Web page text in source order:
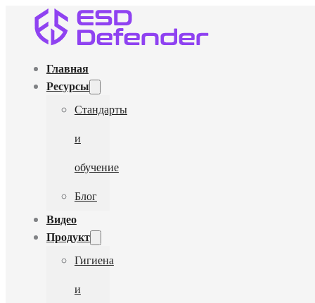
Главная
Ресурсы
Стандарты
и
обучение
Блог
Видео
Продукт
Гигиена
и